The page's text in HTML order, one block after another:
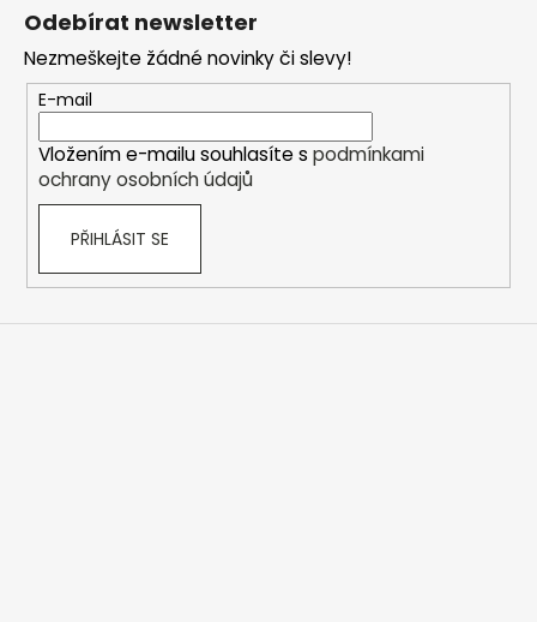
Odebírat newsletter
Nezmeškejte žádné novinky či slevy!
E-mail
Vložením e-mailu souhlasíte s podmínkami
ochrany osobních údajů
PŘIHLÁSIT SE